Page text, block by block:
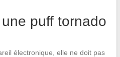
puff tornado
électronique, elle ne doit pas